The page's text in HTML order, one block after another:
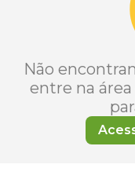
Não
entre na